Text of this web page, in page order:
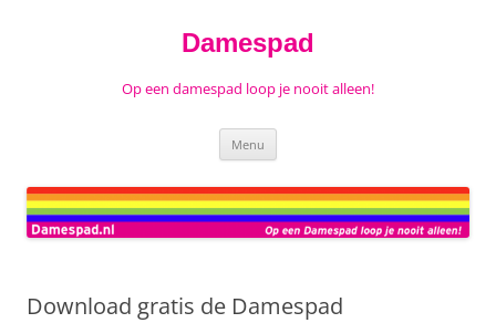
Damespad
Op een damespad loop je nooit alleen!
Menu
Download gratis de Damespad